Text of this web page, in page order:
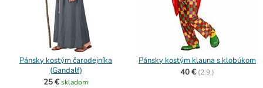
Pánsky kostým čarodejníka
(Gandalf)
25 €skladom
Pánsky kostým klauna s klobúkom
40 € (2.9.)